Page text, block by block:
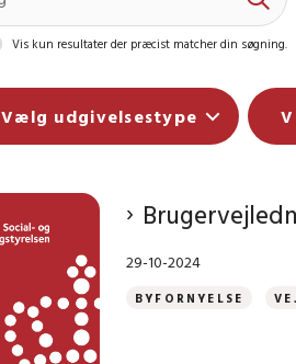
Vis kun resultater der præcist matcher din søgning.
Vælg udgivelsestype
29-10-2024
BYFORNYELSE